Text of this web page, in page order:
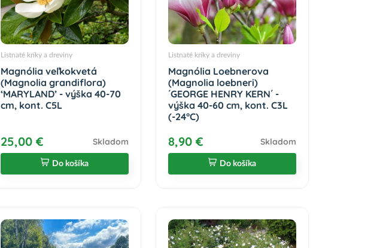
Listnaté kríky a dreviny
Magnólia veľkokvetá
(Magnolia grandiflora)
‘MARYLAND’ - výška 40-70
cm, kont. C5L
25,00 € Skladom
Do košíka
Listnaté kríky a dreviny
Magnólia Loebnerova
(Magnolia loebneri)
´GEORGE HENRY KERN´ -
výška 40-60 cm, kont. C3L
(-24°C)
8,90 € Skladom
Do košíka